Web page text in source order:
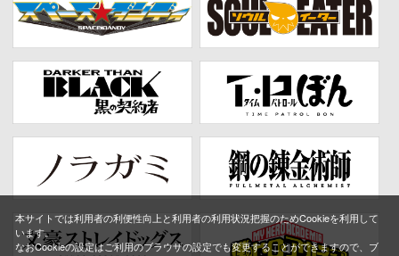
本サイトでは利用者の利便性向上と利用者の利用状況把握のためCookieを利用して
います。
なおCookieの設定はご利用のブラウザの設定でも変更することができますので、ブ